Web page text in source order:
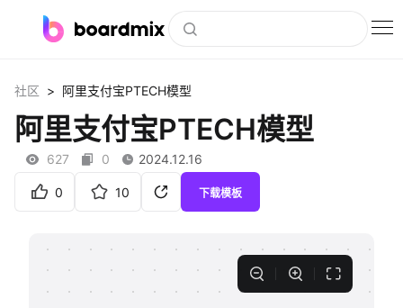
社区资源
下载
私有化部署
社区 > 阿里支付宝PTECH模型
阿里支付宝PTECH模型
627 0 2024.12.16
0 10 下载模板